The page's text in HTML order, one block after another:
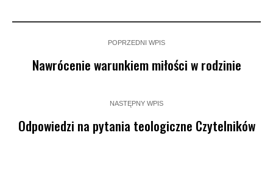
POPRZEDNI WPIS
Nawrócenie warunkiem miłości w rodzinie
NASTĘPNY WPIS
Odpowiedzi na pytania teologiczne Czytelników